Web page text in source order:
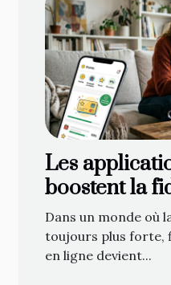
Les
boostent la
acheteurs en
Dans un monde où
toujours plus forte,
en ligne devient...